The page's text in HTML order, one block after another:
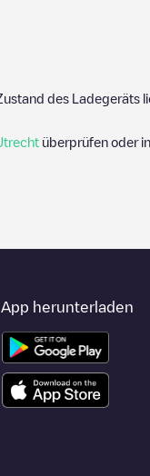
des Ladegeräts
überprüfen oder
App herunterladen